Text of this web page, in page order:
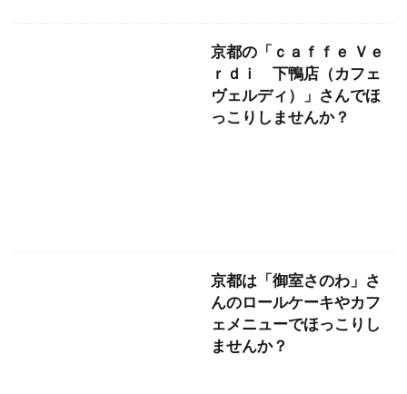
京都の「ｃａｆｆｅ Ｖｅ
ｒｄｉ 下鴨店（カフェ
ヴェルディ）」さんでほ
っこりしませんか？
京都は「御室さのわ」さ
んのロールケーキやカフ
ェメニューでほっこりし
ませんか？